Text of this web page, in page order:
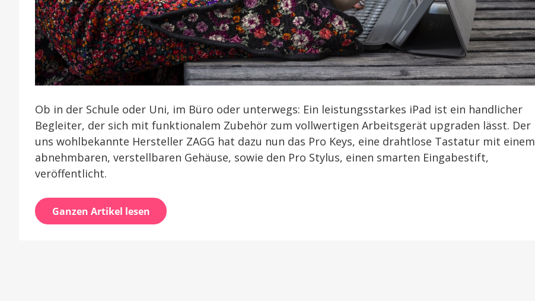
Ob in der Schule oder Uni, im Büro oder unterwegs: Ein leistungsstarkes iPad ist ein handlicher
Begleiter, der sich mit funktionalem Zubehör zum vollwertigen Arbeitsgerät upgraden lässt. Der
uns wohlbekannte Hersteller ZAGG hat dazu nun das Pro Keys, eine drahtlose Tastatur mit einem
abnehmbaren, verstellbaren Gehäuse, sowie den Pro Stylus, einen smarten Eingabestift,
veröffentlicht.
Ganzen Artikel lesen